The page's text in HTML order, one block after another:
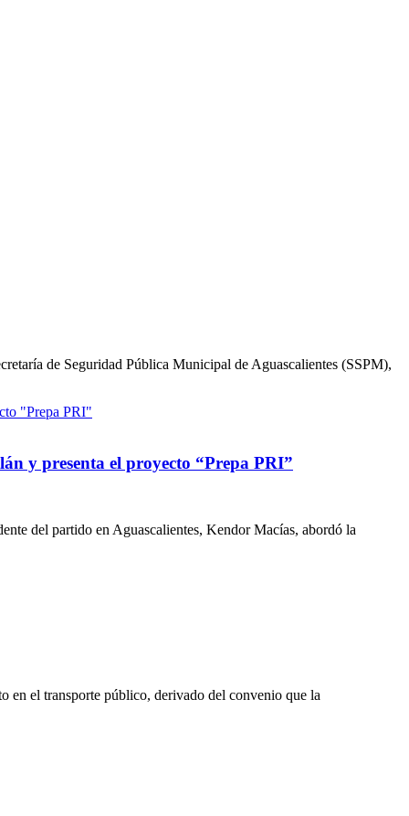
de Seguridad Pública Municipal de Aguascalientes (SSPM),
y presenta el proyecto “Prepa PRI”
del partido en Aguascalientes, Kendor Macías, abordó la
en el transporte público, derivado del convenio que la